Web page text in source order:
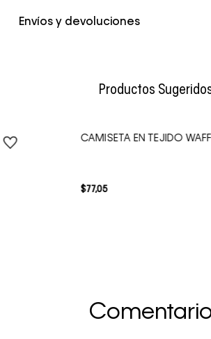
Envíos y devoluciones
Productos
CAMISETA EN TEJIDO
$77,05